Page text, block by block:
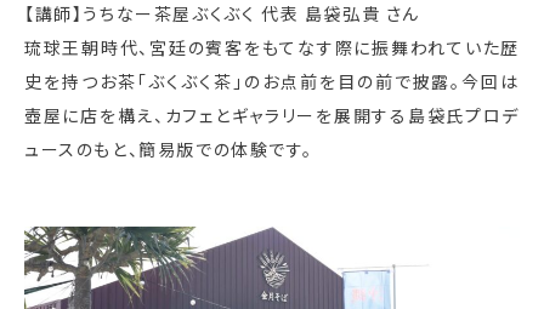
【講師】うちなー茶屋ぶくぶく 代表 島袋弘貴 さん
琉球王朝時代、宮廷の賓客をもてなす際に振舞われていた歴
史を持つお茶「ぶくぶく茶」のお点前を目の前で披露。今回は
壺屋に店を構え、カフェとギャラリーを展開する島袋氏プロデ
ュースのもと、簡易版での体験です。